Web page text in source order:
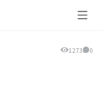
1273 0